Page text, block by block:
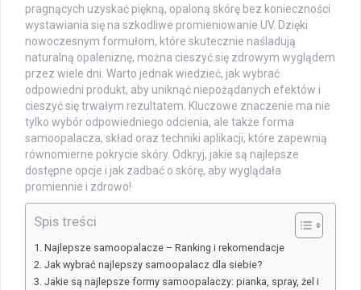
pragnących uzyskać piękną, opaloną skórę bez konieczności
wystawiania się na szkodliwe promieniowanie UV. Dzięki
nowoczesnym formułom, które skutecznie naśladują
naturalną opaleniznę, można cieszyć się zdrowym wyglądem
przez wiele dni. Warto jednak wiedzieć, jak wybrać
odpowiedni produkt, aby uniknąć niepożądanych efektów i
cieszyć się trwałym rezultatem. Kluczowe znaczenie ma nie
tylko wybór odpowiedniego odcienia, ale także forma
samoopalacza, skład oraz techniki aplikacji, które zapewnią
równomierne pokrycie skóry. Odkryj, jakie są najlepsze
dostępne opcje i jak zadbać o skórę, aby wyglądała
promiennie i zdrowo!
Spis treści
Najlepsze samoopalacze – Ranking i rekomendacje
Jak wybrać najlepszy samoopalacz dla siebie?
Jakie są najlepsze formy samoopalaczy: pianka, spray, żel i